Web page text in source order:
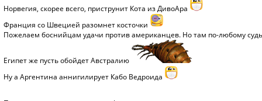
Норвегия, скорее всего, приструнит Кота из ДивоАра
Франция со Швецией разомнет косточки
Пожелаем боснийцам удачи против американцев. Но там по-любому
Египет же пусть обойдет Австралию
Ну а Аргентина аннигилирует Кабо Ведроида